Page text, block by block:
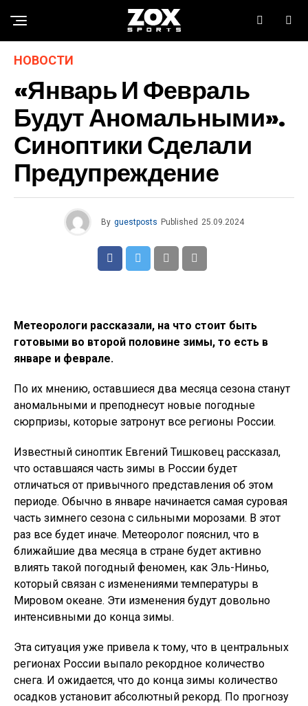
НОВОСТИ
«Январь И Февраль
Будут Аномальными».
Синоптики Сделали
Предупреждение
By guestposts Published 25.09.2024
Метеорологи рассказали, на что стоит быть
готовыми во второй половине зимы, то есть в
январе и феврале.
По их мнению, оставшиеся два месяца сезона станут
аномальными и преподнесут новые погодные
сюрпризы, которые затронут все регионы России.
Известный синоптик Евгений Тишковец рассказал,
что оставшаяся часть зимы в России будет
отличаться от привычного представления об этом
периоде. Обычно в январе начинается самая суровая
часть зимнего сезона с сильными морозами. В этот
раз все будет иначе. Метеоролог пояснил, что в
ближайшие два месяца в стране будет активно
влиять такой погодный феномен, как Эль-Ниньо,
который связан с изменениями температуры в
Мировом океане. Эти изменения будут довольно
интенсивными до конца зимы.
Эта ситуация уже привела к тому, что в центральных
регионах России выпало рекордное количество
снега. И ожидается, что до конца зимы количество
осадков установит абсолютный рекорд. По прогнозу